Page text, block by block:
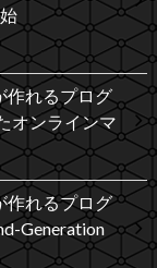
作れるプログ
オンラインマ
作れるプログ
Generation